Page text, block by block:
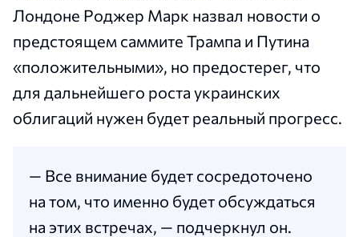
Лондоне Роджер Марк назвал новости о
предстоящем саммите Трампа и Путина
«положительными», но предостерег, что
для дальнейшего роста украинских
облигаций нужен будет реальный прогресс.
— Все внимание будет сосредоточено
на том, что именно будет обсуждаться
на этих встречах, — подчеркнул он.